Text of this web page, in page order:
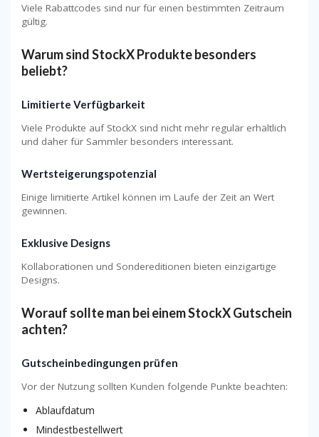
Viele Rabattcodes sind nur für einen bestimmten Zeitraum
gültig.
Warum sind StockX Produkte besonders
beliebt?
Limitierte Verfügbarkeit
Viele Produkte auf StockX sind nicht mehr regulär erhältlich
und daher für Sammler besonders interessant.
Wertsteigerungspotenzial
Einige limitierte Artikel können im Laufe der Zeit an Wert
gewinnen.
Exklusive Designs
Kollaborationen und Sondereditionen bieten einzigartige
Designs.
Worauf sollte man bei einem StockX Gutschein
achten?
Gutscheinbedingungen prüfen
Vor der Nutzung sollten Kunden folgende Punkte beachten:
Ablaufdatum
Mindestbestellwert